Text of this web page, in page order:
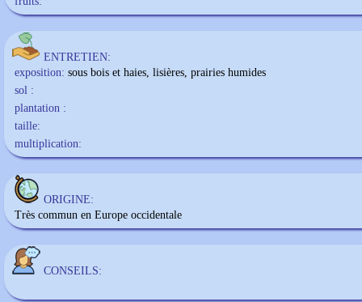
ENTRETIEN:
exposition: sous bois et haies, lisières, prairies humides
sol :
plantation :
taille:
multiplication:
ORIGINE:
Très commun en Europe occidentale
CONSEILS: